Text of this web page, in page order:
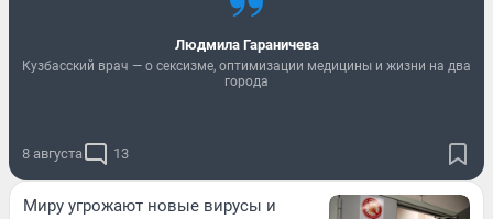
Людмила Гараничева
Кузбасский врач — о сексизме, оптимизации медицины и жизни на два
города
8 августа 13
Миру угрожают новые вирусы и